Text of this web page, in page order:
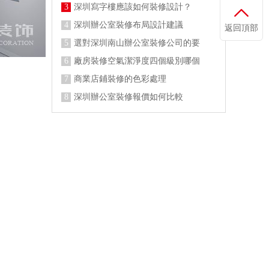
3
深圳寫字樓應該如何裝修設計？
4
深圳辦公室裝修布局設計建議
5
選對深圳南山辦公室裝修公司的要
6
廠房裝修空氣潔淨度四個級別哪個
7
商業店鋪裝修的色彩處理
8
深圳辦公室裝修報價如何比較
返回頂部